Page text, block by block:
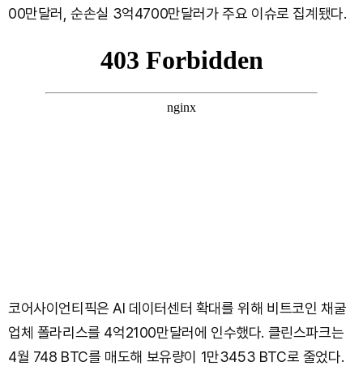
00만달러, 순손실 3억4700만달러가 주요 이슈로 집계됐다.
코어사이언티픽은 AI 데이터센터 확대를 위해 비트코인 채굴
업체 폴라리스를 4억2100만달러에 인수했다. 클린스파크는
4월 748 BTC를 매도해 보유량이 1만3453 BTC로 줄었다.